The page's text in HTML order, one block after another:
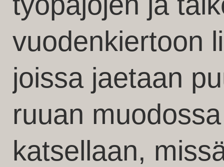
vuodenkiertoon
joissa jaetaan
ruuan
katsellaan,